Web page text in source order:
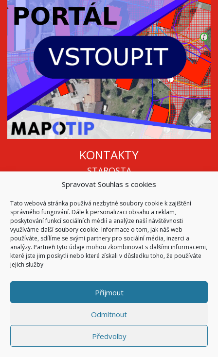
Spravovat Souhlas s cookies
Tato webová stránka používá nezbytné soubory cookie k zajištění
správného fungování. Dále k personalizaci obsahu a reklam,
poskytování funkcí sociálních médií a analýze naší návštěvnosti
využíváme další soubory cookie. Informace o tom, jak náš web
používáte, sdílíme se svými partnery pro sociální média, inzerci a
analýzy. Partneři tyto údaje mohou zkombinovat s dalšími informacemi,
které jste jim poskytli nebo které získali v důsledku toho, že používáte
jejich služby
Příjmout
Odmítnout
Předvolby
KONTAKTY
STAROSTA
Mgr. Roman Vala
info@oukojetice.cz
ÚŘEDNÍ HODINY
Po, St: 15:30 - 16:30
Všechny kontakty | Kde nás najdete
© 2026Obec Kojetice na Moravě
Všechna práva vyhrazena
Code & Design bySymphony Digital
Přihlásit se